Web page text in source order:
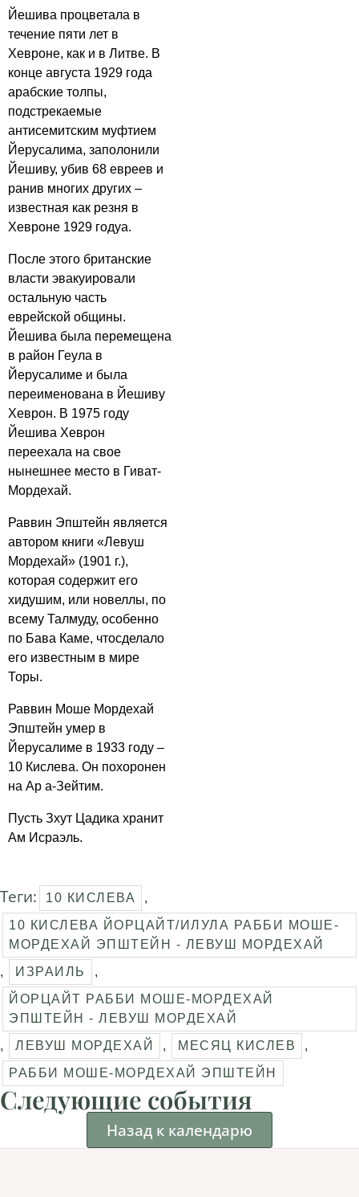
Йешива процветала в
течение пяти лет в
Хевроне, как и в Литве. В
конце августа 1929 года
арабские толпы,
подстрекаемые
антисемитским муфтием
Йерусалима, заполонили
Йешиву, убив 68 евреев и
ранив многих других –
известная как резня в
Хевроне 1929 годуа.
После этого британские
власти эвакуировали
остальную часть
еврейской общины.
Йешива была перемещена
в район Геула в
Йерусалиме и была
переименована в Йешиву
Хеврон. В 1975 году
Йешива Хеврон
переехала на свое
нынешнее место в Гиват-
Мордехай.
Раввин Эпштейн является
автором книги «Левуш
Мордехай» (1901 г.),
которая содержит его
хидушим, или новеллы, по
всему Талмуду, особенно
по Бава Каме, чтосделало
его известным в мире
Торы.
Раввин Моше Мордехай
Эпштейн умер в
Йерусалиме в 1933 году –
10 Кислева. Он похоронен
на Ар а-Зейтим.
Пусть Зхут Цадика хранит
Ам Исраэль.
Теги: 10 КИСЛЕВА
,
10 КИСЛЕВА ЙОРЦАЙТ/ИЛУЛА РАББИ МОШЕ-
МОРДЕХАЙ ЭПШТЕЙН - ЛЕВУШ МОРДЕХАЙ
,
ИЗРАИЛЬ
,
ЙОРЦАЙТ РАББИ МОШЕ-МОРДЕХАЙ
ЭПШТЕЙН - ЛЕВУШ МОРДЕХАЙ
,
ЛЕВУШ МОРДЕХАЙ , МЕСЯЦ КИСЛЕВ
,
РАББИ МОШЕ-МОРДЕХАЙ ЭПШТЕЙН
Следующие события
Назад к календарю